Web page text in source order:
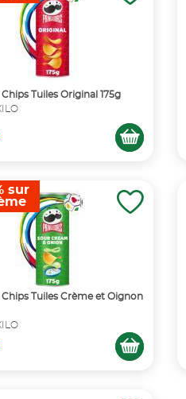
Tuiles Original 175g
Chips Tuiles Crème et Oignon
sur